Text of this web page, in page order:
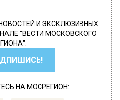
И ЭКСКЛЮЗИВНЫХ
"ВЕСТИ МОСКОВСКОГО
НА МОСРЕГИОН: